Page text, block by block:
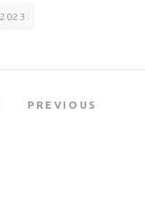
2023
PREVIOUS